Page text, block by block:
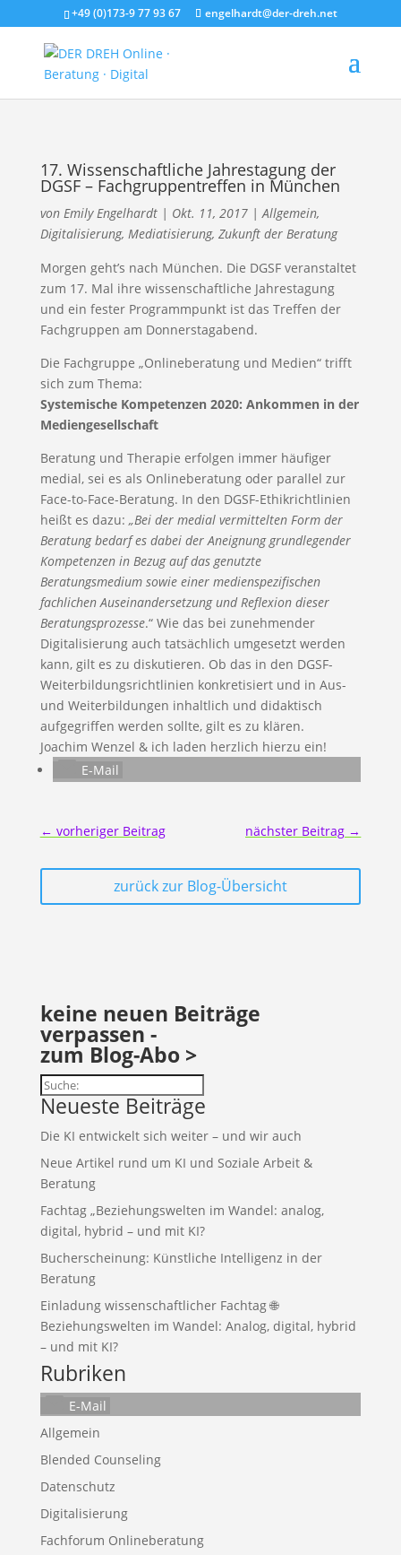
+49 (0)173-9 77 93 67 engelhardt@der-dreh.net
17. Wissenschaftliche Jahrestagung der
DGSF – Fachgruppentreffen in München
von Emily Engelhardt| Okt. 11, 2017|Allgemein,
Digitalisierung, Mediatisierung, Zukunft der Beratung
Morgen geht’s nach München. Die DGSF veranstaltet
zum 17. Mal ihre wissenschaftliche Jahrestagung
und ein fester Programmpunkt ist das Treffen der
Fachgruppen am Donnerstagabend.
Die Fachgruppe „Onlineberatung und Medien“ trifft
sich zum Thema:
Systemische Kompetenzen 2020: Ankommen in der
Mediengesellschaft
Beratung und Therapie erfolgen immer häufiger
medial, sei es als Onlineberatung oder parallel zur
Face-to-Face-Beratung. In den DGSF-Ethikrichtlinien
heißt es dazu: „Bei der medial vermittelten Form der
Beratung bedarf es dabei der Aneignung grundlegender
Kompetenzen in Bezug auf das genutzte
Beratungsmedium sowie einer medienspezifischen
fachlichen Auseinandersetzung und Reflexion dieser
Beratungsprozesse.“ Wie das bei zunehmender
Digitalisierung auch tatsächlich umgesetzt werden
kann, gilt es zu diskutieren. Ob das in den DGSF-
Weiterbildungsrichtlinien konkretisiert und in Aus-
und Weiterbildungen inhaltlich und didaktisch
aufgegriffen werden sollte, gilt es zu klären.
Joachim Wenzel & ich laden herzlich hierzu ein!
E-Mail
← vorheriger Beitrag nächster Beitrag →
zurück zur Blog-Übersicht
keine neuen Beiträge
verpassen -
zum Blog-Abo >
Suchen
Neueste Beiträge
Die KI entwickelt sich weiter – und wir auch
Neue Artikel rund um KI und Soziale Arbeit &
Beratung
Fachtag „Beziehungswelten im Wandel: analog,
digital, hybrid – und mit KI?
Bucherscheinung: Künstliche Intelligenz in der
Beratung
Einladung wissenschaftlicher Fachtag 🌐
Beziehungswelten im Wandel: Analog, digital, hybrid
– und mit KI?
Rubriken
E-Mail
Allgemein
Blended Counseling
Datenschutz
Digitalisierung
Fachforum Onlineberatung